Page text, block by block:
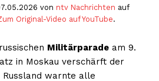
von ntv Nachrichten auf
Original-Video auf YouTube.
Militärparade am 9.
in Moskau verschärft der
Russland warnte alle